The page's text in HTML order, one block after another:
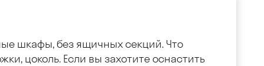
шкафы, без ящичных секций. Что
цоколь. Если вы захотите оснастить